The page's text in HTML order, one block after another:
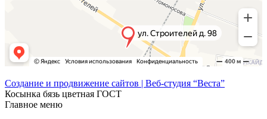
Создание и продвижение сайтов | Веб-студия “Веста”
Косынка бязь цветная ГОСТ
Главное меню